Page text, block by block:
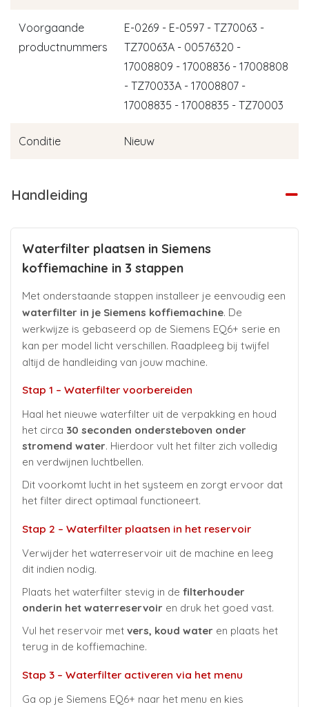
Voorgaande
productnummers
E-0269 - E-0597 - TZ70063 -
TZ70063A - 00576320 -
17008809 - 17008836 - 17008808
- TZ70033A - 17008807 -
17008835 - 17008835 - TZ70003
Conditie Nieuw
Handleiding
Waterfilter plaatsen in Siemens
koffiemachine in 3 stappen
Met onderstaande stappen installeer je eenvoudig een
waterfilter in je Siemens koffiemachine. De
werkwijze is gebaseerd op de Siemens EQ6+ serie en
kan per model licht verschillen. Raadpleeg bij twijfel
altijd de handleiding van jouw machine.
Stap 1 – Waterfilter voorbereiden
Haal het nieuwe waterfilter uit de verpakking en houd
het circa 30 seconden ondersteboven onder
stromend water. Hierdoor vult het filter zich volledig
en verdwijnen luchtbellen.
Dit voorkomt lucht in het systeem en zorgt ervoor dat
het filter direct optimaal functioneert.
Stap 2 – Waterfilter plaatsen in het reservoir
Verwijder het waterreservoir uit de machine en leeg
dit indien nodig.
Plaats het waterfilter stevig in de filterhouder
onderin het waterreservoir en druk het goed vast.
Vul het reservoir met vers, koud water en plaats het
terug in de koffiemachine.
Stap 3 – Waterfilter activeren via het menu
Ga op je Siemens EQ6+ naar het menu en kies